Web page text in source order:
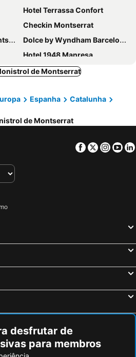
Hotel Terrassa Confort
Checkin Montserrat
Dolce by Wyndham Barcelona Resort
Hotel 1948 Manresa
Hotel America
Hotel Els Noguers
OYO Hostal Soler
de Montserrat
Espanha
Catalunha
de Montserrat
Facebook
Twitter
desfrutar de
para membros